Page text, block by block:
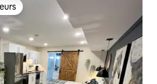
parmi les plus aimés